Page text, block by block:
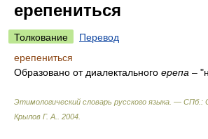
ерепениться
Толкование
Перевод
ерепениться
Образовано от диалектального ерепа –
Этимологический словарь русского языка. —
Крылов Г. А.
2004